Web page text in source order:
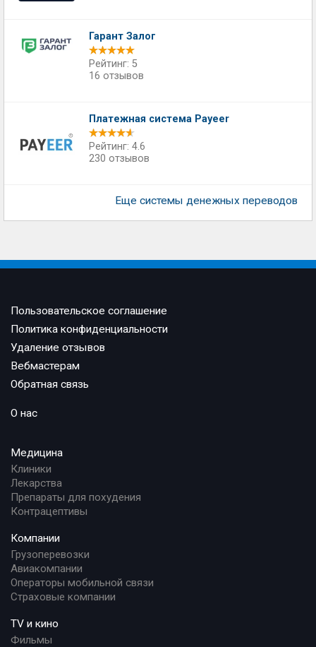
Гарант Залог
Рейтинг: 5
16 отзывов
Платежная система Payeer
Рейтинг: 4.6
230 отзывов
Еще системы денежных переводов
Пользовательское соглашение
Политика конфиденциальности
Удаление отзывов
Вебмастерам
Обратная связь
О нас
Медицина
Клиники
Лекарства
Препараты для похудения
Контрацептивы
Компании
Грузоперевозки
Авиакомпании
Операторы мобильной связи
Страховые компании
TV и кино
Фильмы